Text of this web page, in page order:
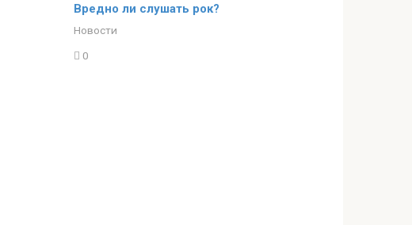
Вредно ли слушать рок?
Новости
0